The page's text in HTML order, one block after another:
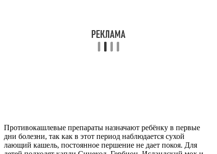
Противокашлевые препараты назначают ребёнку в первые
дни болезни, так как в этот период наблюдается сухой
лающий кашель, постоянное першение не дает покоя. Для